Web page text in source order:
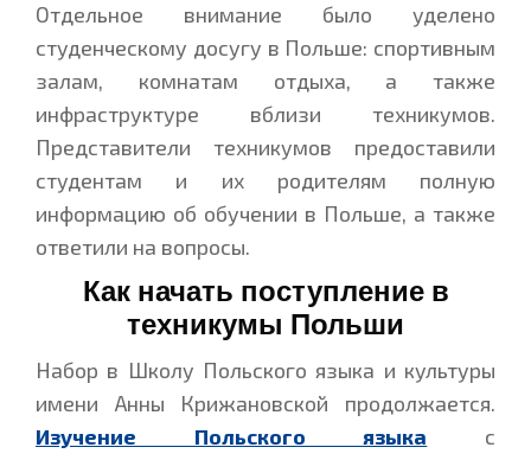
Отдельное внимание было уделено
студенческому досугу в Польше: спортивным
залам, комнатам отдыха, а также
инфраструктуре вблизи техникумов.
Представители техникумов предоставили
студентам и их родителям полную
информацию об обучении в Польше, а также
ответили на вопросы.
Как начать поступление в
техникумы Польши
Набор в Школу Польского языка и культуры
имени Анны Крижановской продолжается.
Изучение Польского языка с